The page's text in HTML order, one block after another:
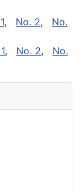
, No. 2, No.
, No. 2, No.